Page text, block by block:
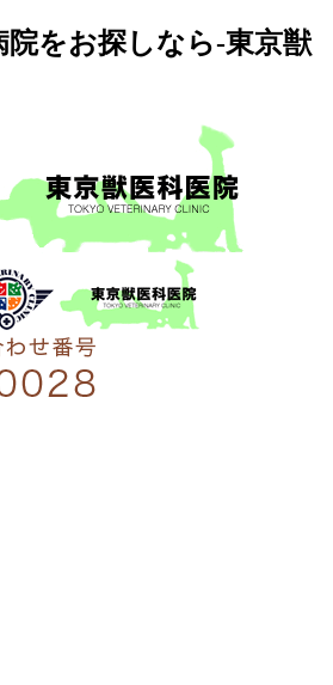
院をお探しなら-東京獣